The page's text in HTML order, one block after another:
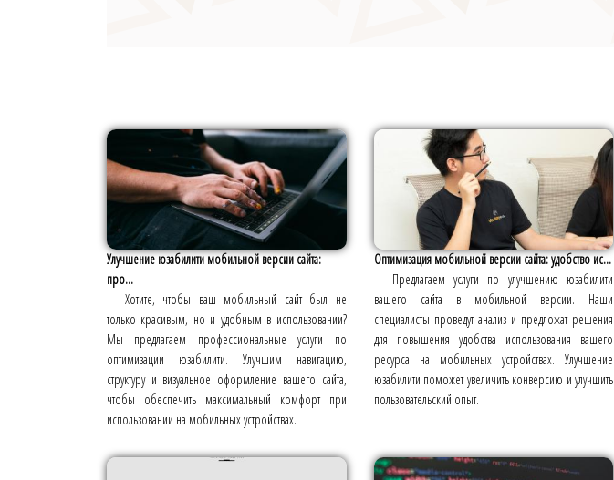
Улучшение юзабилити мобильной версии сайта:
про...
Хотите, чтобы ваш мобильный сайт был не
только красивым, но и удобным в использовании?
Мы предлагаем профессиональные услуги по
оптимизации юзабилити. Улучшим навигацию,
структуру и визуальное оформление вашего сайта,
чтобы обеспечить максимальный комфорт при
использовании на мобильных устройствах.
Оптимизация мобильной версии сайта: удобство ис...
Предлагаем услуги по улучшению юзабилити
вашего сайта в мобильной версии. Наши
специалисты проведут анализ и предложат решения
для повышения удобства использования вашего
ресурса на мобильных устройствах. Улучшение
юзабилити поможет увеличить конверсию и улучшить
пользовательский опыт.